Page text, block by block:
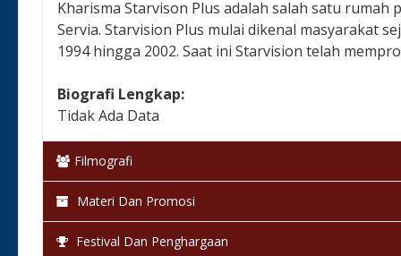
Kharisma Starvison Plus adalah salah satu
Servia. Starvision Plus mulai dikenal masyarakat
1994 hingga 2002. Saat ini Starvision telah
Biografi Lengkap:
Tidak Ada Data
Filmografi
Materi Dan Promosi
Festival Dan Penghargaan